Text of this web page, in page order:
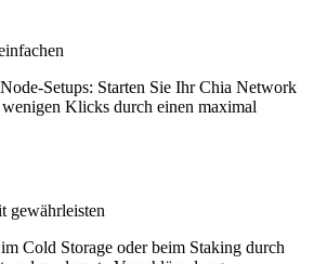
Setups: Starten Sie Ihr Chia Network
Klicks durch einen maximal
gewährleisten
Cold Storage oder beim Staking durch